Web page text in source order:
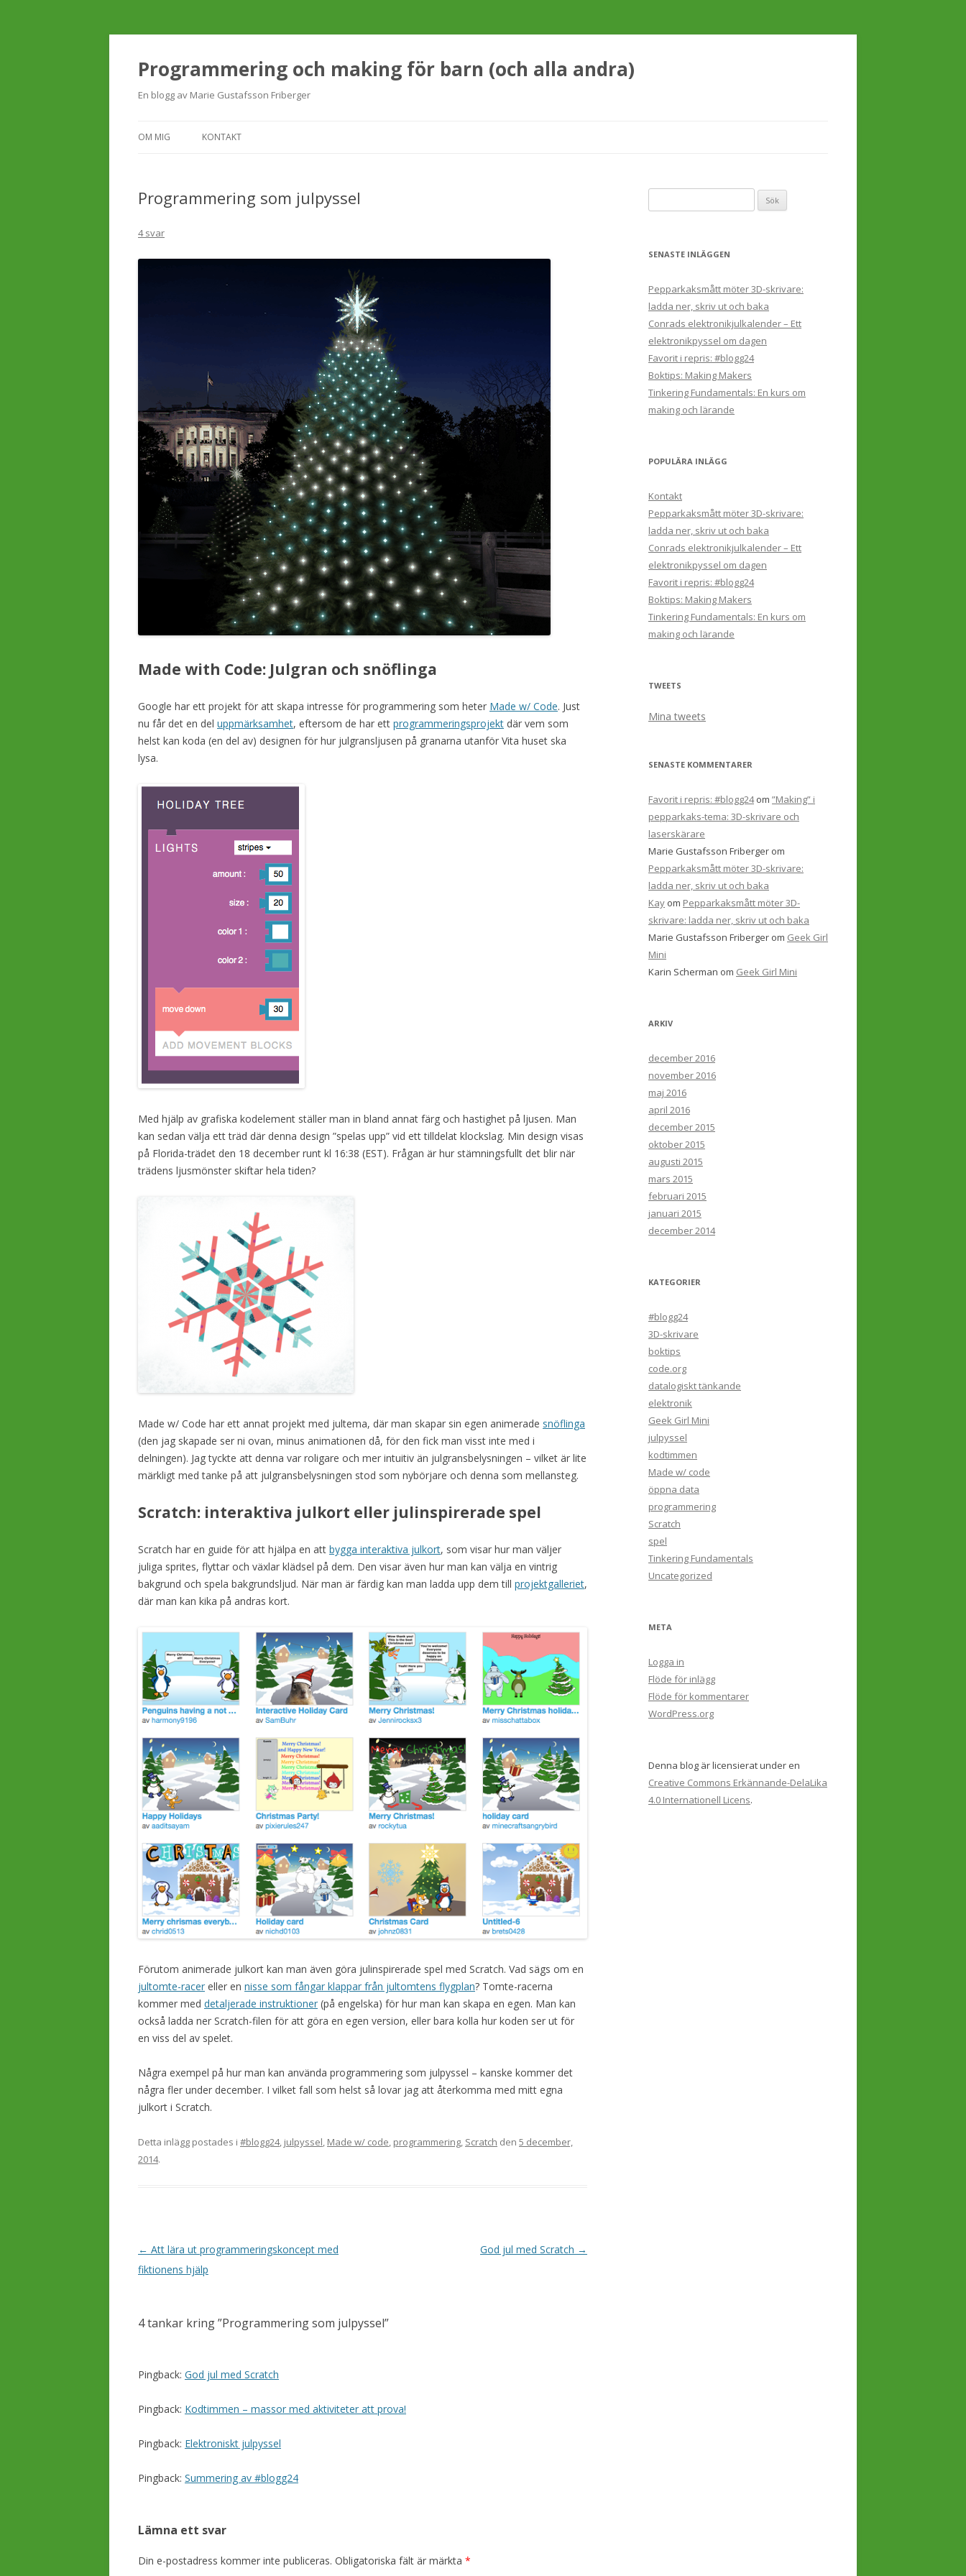
Programmering och making för barn (och alla andra)
En blogg av Marie Gustafsson Friberger
OM MIG KONTAKT
Programmering som julpyssel
4 svar
Made with Code: Julgran och snöflinga
Google har ett projekt för att skapa intresse för programmering som heter Made w/ Code. Just
nu får det en del uppmärksamhet, eftersom de har ett programmeringsprojekt där vem som
helst kan koda (en del av) designen för hur julgransljusen på granarna utanför Vita huset ska
lysa.
Med hjälp av grafiska kodelement ställer man in bland annat färg och hastighet på ljusen. Man
kan sedan välja ett träd där denna design ”spelas upp” vid ett tilldelat klockslag. Min design visas
på Florida-trädet den 18 december runt kl 16:38 (EST). Frågan är hur stämningsfullt det blir när
trädens ljusmönster skiftar hela tiden?
Made w/ Code har ett annat projekt med jultema, där man skapar sin egen animerade snöflinga
(den jag skapade ser ni ovan, minus animationen då, för den fick man visst inte med i
delningen). Jag tyckte att denna var roligare och mer intuitiv än julgransbelysningen – vilket är lite
märkligt med tanke på att julgransbelysningen stod som nybörjare och denna som mellansteg.
Scratch: interaktiva julkort eller julinspirerade spel
Scratch har en guide för att hjälpa en att bygga interaktiva julkort, som visar hur man väljer
juliga sprites, flyttar och växlar klädsel på dem. Den visar även hur man kan välja en vintrig
bakgrund och spela bakgrundsljud. När man är färdig kan man ladda upp dem till projektgalleriet,
där man kan kika på andras kort.
Förutom animerade julkort kan man även göra julinspirerade spel med Scratch. Vad sägs om en
jultomte-racer eller en nisse som fångar klappar från jultomtens flygplan? Tomte-racerna
kommer med detaljerade instruktioner (på engelska) för hur man kan skapa en egen. Man kan
också ladda ner Scratch-filen för att göra en egen version, eller bara kolla hur koden ser ut för
en viss del av spelet.
Några exempel på hur man kan använda programmering som julpyssel – kanske kommer det
några fler under december. I vilket fall som helst så lovar jag att återkomma med mitt egna
julkort i Scratch.
Detta inlägg postades i #blogg24, julpyssel, Made w/ code, programmering, Scratch den 5 december,
2014.
I
n
g
s
a
i
i
← Att lära ut programmeringskoncept med
fiktionens hjälp
God jul med Scratch →
4 tankar kring ”Programmering som julpyssel”
Pingback: God jul med Scratch
Pingback: Kodtimmen – massor med aktiviteter att prova!
Pingback: Elektroniskt julpyssel
Pingback: Summering av #blogg24
Lämna ett svar
Din e-postadress kommer inte publiceras. Obligatoriska fält är märkta *
efter:
SENASTE INLÄGGEN
Pepparkaksmått möter 3D-skrivare:
ladda ner, skriv ut och baka
Conrads elektronikjulkalender – Ett
elektronikpyssel om dagen
Favorit i repris: #blogg24
Boktips: Making Makers
Tinkering Fundamentals: En kurs om
making och lärande
POPULÄRA INLÄGG
Kontakt
Pepparkaksmått möter 3D-skrivare:
ladda ner, skriv ut och baka
Conrads elektronikjulkalender – Ett
elektronikpyssel om dagen
Favorit i repris: #blogg24
Boktips: Making Makers
Tinkering Fundamentals: En kurs om
making och lärande
TWEETS
Mina tweets
SENASTE KOMMENTARER
Favorit i repris: #blogg24om ”Making” i
pepparkaks-tema: 3D-skrivare och
laserskärare
Marie Gustafsson Friberger om
Pepparkaksmått möter 3D-skrivare:
ladda ner, skriv ut och baka
Kay om Pepparkaksmått möter 3D-
skrivare: ladda ner, skriv ut och baka
Marie Gustafsson Friberger om Geek Girl
Mini
Karin Scherman om Geek Girl Mini
ARKIV
december 2016
november 2016
maj 2016
april 2016
december 2015
oktober 2015
augusti 2015
mars 2015
februari 2015
januari 2015
december 2014
KATEGORIER
#blogg24
3D-skrivare
boktips
code.org
datalogiskt tänkande
elektronik
Geek Girl Mini
julpyssel
kodtimmen
Made w/ code
öppna data
programmering
Scratch
spel
Tinkering Fundamentals
Uncategorized
META
Logga in
Flöde för inlägg
Flöde för kommentarer
WordPress.org
Denna blog är licensierat under en
Creative Commons Erkännande-DelaLika
4.0 Internationell Licens.